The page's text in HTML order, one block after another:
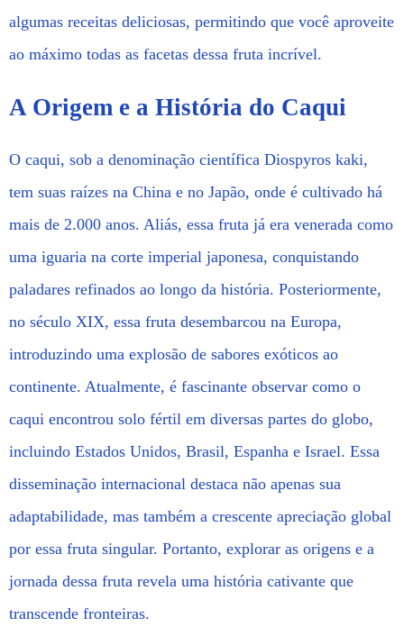
algumas receitas deliciosas, permitindo que você aproveite
ao máximo todas as facetas dessa fruta incrível.
A Origem e a História do Caqui
O caqui, sob a denominação científica Diospyros kaki,
tem suas raízes na China e no Japão, onde é cultivado há
mais de 2.000 anos. Aliás, essa fruta já era venerada como
uma iguaria na corte imperial japonesa, conquistando
paladares refinados ao longo da história. Posteriormente,
no século XIX, essa fruta desembarcou na Europa,
introduzindo uma explosão de sabores exóticos ao
continente. Atualmente, é fascinante observar como o
caqui encontrou solo fértil em diversas partes do globo,
incluindo Estados Unidos, Brasil, Espanha e Israel. Essa
disseminação internacional destaca não apenas sua
adaptabilidade, mas também a crescente apreciação global
por essa fruta singular. Portanto, explorar as origens e a
jornada dessa fruta revela uma história cativante que
transcende fronteiras.